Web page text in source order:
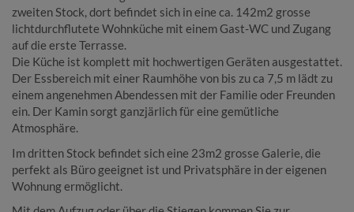
zweiten Stock, dort befindet sich in eine ca. 142m2 grosse
lichtdurchflutete Wohnküche mit einem Gast-WC und Zugang
auf die erste Terrasse.
Die Küche ist komplett mit hochwertigen Geräten ausgestattet.
Der Essbereich mit einer Raumhöhe von bis zu ca 7,5 m lädt zu
einem angenehmen Abendessen mit der Familie oder Freunden
ein. Der Kamin sorgt ganzjärlich für eine gemütliche
Atmosphäre.
Im dritten Stock befindet sich eine 23m2 grosse Galerie, die
perfekt als Büro geeignet ist und Privatsphäre in der eigenen
Wohnung ermöglicht.